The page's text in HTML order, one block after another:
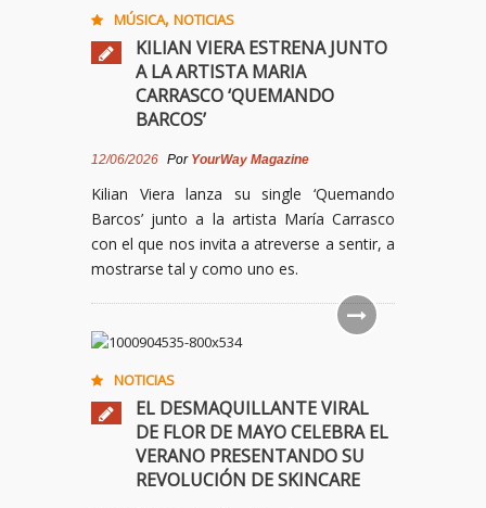
MÚSICA, NOTICIAS
KILIAN VIERA ESTRENA JUNTO
A LA ARTISTA MARIA
CARRASCO ‘QUEMANDO
BARCOS’
12/06/2026 Por YourWay Magazine
Kilian Viera lanza su single ‘Quemando
Barcos’ junto a la artista María Carrasco
con el que nos invita a atreverse a sentir, a
mostrarse tal y como uno es.
NOTICIAS
EL DESMAQUILLANTE VIRAL
DE FLOR DE MAYO CELEBRA EL
VERANO PRESENTANDO SU
REVOLUCIÓN DE SKINCARE